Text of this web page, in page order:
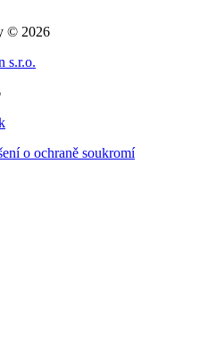
© 2026
s.r.o.
o ochraně soukromí